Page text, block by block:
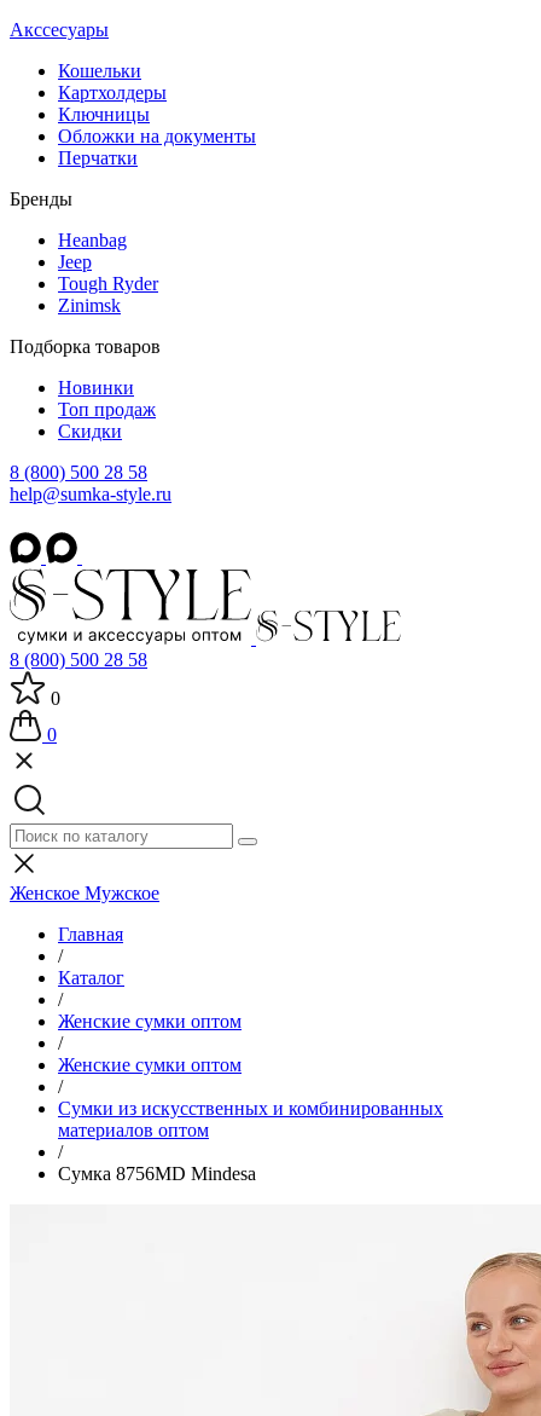
Акссесуары
Кошельки
Картхолдеры
Ключницы
Обложки на документы
Перчатки
Бренды
Heanbag
Jeep
Tough Ryder
Zinimsk
Подборка товаров
Новинки
Топ продаж
Скидки
8 (800) 500 28 58
help@sumka-style.ru
8 (800) 500 28 58
0
0
Женское Мужское
Главная
/
Каталог
/
Женские сумки оптом
/
Женские сумки оптом
/
Cумки из искусственных и комбинированных
материалов оптом
/
Сумка 8756MD Mindesa